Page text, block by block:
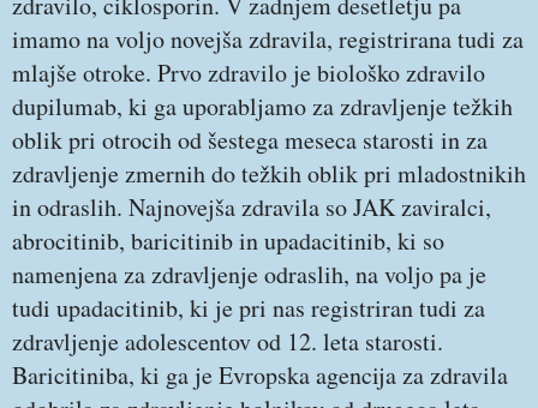
imamo na voljo novejša zdravila, registrirana tudi za
mlajše otroke. Prvo zdravilo je biološko zdravilo
dupilumab, ki ga uporabljamo za zdravljenje težkih
oblik pri otrocih od šestega meseca starosti in za
zdravljenje zmernih do težkih oblik pri mladostnikih
in odraslih. Najnovejša zdravila so JAK zaviralci,
abrocitinib, baricitinib in upadacitinib, ki so
namenjena za zdravljenje odraslih, na voljo pa je
tudi upadacitinib, ki je pri nas registriran tudi za
zdravljenje adolescentov od 12. leta starosti.
Baricitiniba, ki ga je Evropska agencija za zdravila